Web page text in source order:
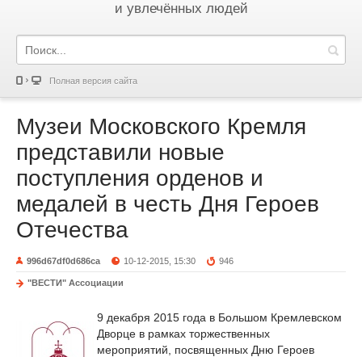
и увлечённых людей
Полная версия сайта
Музеи Московского Кремля
представили новые
поступления орденов и
медалей в честь Дня Героев
Отечества
996d67df0d686ca 10-12-2015, 15:30 946
"ВЕСТИ" Ассоциации
9 декабря 2015 года в Большом Кремлевском
Дворце в рамках торжественных
мероприятий, посвященных Дню Героев